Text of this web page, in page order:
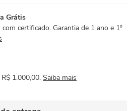
Grátis
certificado. Garantia de 1 ano e 1º
1.000,00. Saiba mais